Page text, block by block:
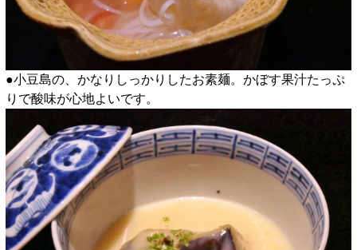
●小豆島の、かなりしっかりしたお素麺。かぼす果汁たっぷ
りで酸味が心地よいです。